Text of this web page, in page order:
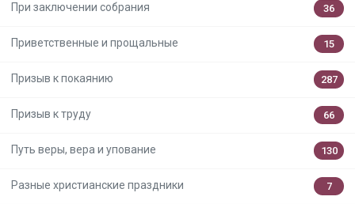
При заключении собрания 36
Приветственные и прощальные 15
Призыв к покаянию 287
Призыв к труду 66
Путь веры, вера и упование 130
Разные христианские праздники 7